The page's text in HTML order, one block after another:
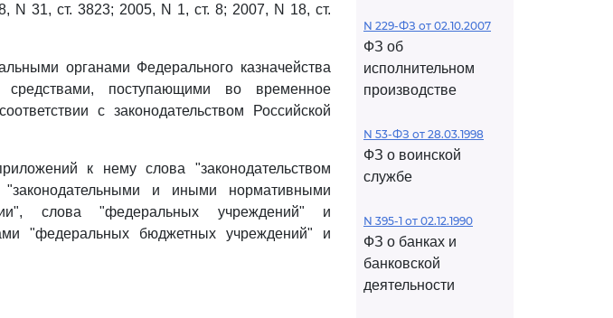
N 31, ст. 3823; 2005, N 1, ст. 8; 2007, N 18, ст.
органами Федерального казначейства
поступающими во временное
с законодательством Российской
к нему слова "законодательством
и иными нормативными
слова "федеральных учреждений" и
"федеральных бюджетных учреждений" и
N 229-ФЗ от 02.10.2007
ФЗ об
исполнительном
производстве
N 53-ФЗ от 28.03.1998
ФЗ о воинской
службе
N 395-1 от 02.12.1990
ФЗ о банках и
банковской
деятельности